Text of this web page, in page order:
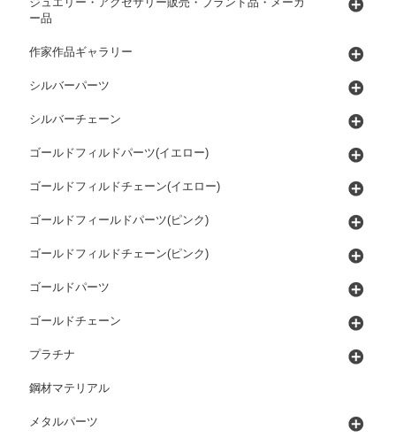
ー品
作家作品ギャラリー
シルバーパーツ
シルバーチェーン
ゴールドフィルドパーツ(イエロー)
ゴールドフィルドチェーン(イエロー)
ゴールドフィールドパーツ(ピンク)
ゴールドフィルドチェーン(ピンク)
ゴールドパーツ
ゴールドチェーン
プラチナ
鋼材マテリアル
メタルパーツ